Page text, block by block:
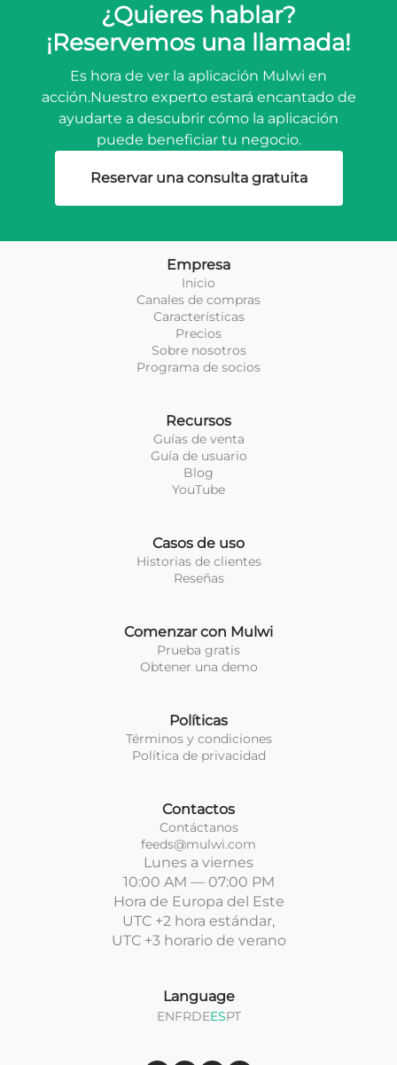
¿Quieres hablar?
¡Reservemos una llamada!
Es hora de ver la aplicación Mulwi en
acción.Nuestro experto estará encantado de
ayudarte a descubrir cómo la aplicación
puede beneficiar tu negocio.
Reservar una consulta gratuita
Empresa
Inicio
Canales de compras
Características
Precios
Sobre nosotros
Programa de socios
Recursos
Guías de venta
Guía de usuario
Blog
YouTube
Casos de uso
Historias de clientes
Reseñas
Contactos
Contáctanos
feeds@mulwi.com
Lunes a viernes
10:00 AM — 07:00 PM
Hora de Europa del Este
UTC +2 hora estándar,
UTC +3 horario de verano
Políticas
Términos y condiciones
Política de privacidad
Comenzar con Mulwi
Prueba gratis
Obtener una demo
Language
ENFRDEESPT